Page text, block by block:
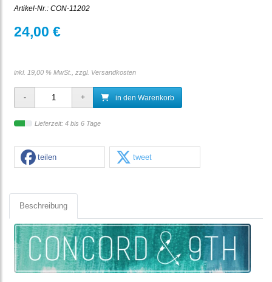
Artikel-Nr.: CON-11202
24,00 €
inkl. 19,00 % MwSt., zzgl. Versandkosten
in den Warenkorb
Lieferzeit: 4 bis 6 Tage
teilen tweet
Beschreibung